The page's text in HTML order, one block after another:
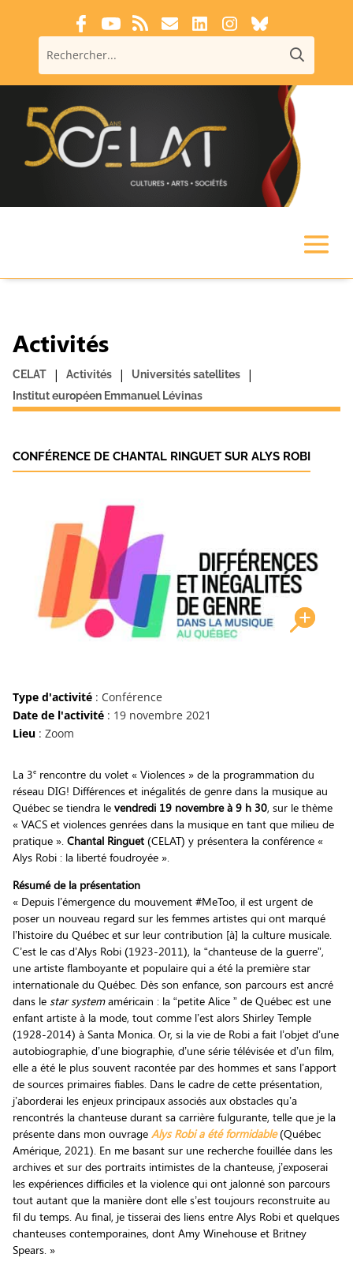
Activités
CELAT | Activités | Universités satellites |
Institut européen Emmanuel Lévinas
CONFÉRENCE DE CHANTAL RINGUET SUR ALYS ROBI
Type d'activité: Conférence
Date de l'activité: 19 novembre 2021
Lieu: Zoom
La 3erencontre du volet « Violences » de la programmation du
réseau DIG! Différences et inégalités de genre dans la musique au
Québec se tiendra le vendredi 19 novembre à 9 h 30, sur le thème
« VACS et violences genrées dans la musique en tant que milieu de
pratique ». Chantal Ringuet(CELAT) y présentera la conférence «
Alys Robi : la liberté foudroyée ».
Résumé de la présentation
« Depuis l’émergence du mouvement #MeToo, il est urgent de
poser un nouveau regard sur les femmes artistes qui ont marqué
l’histoire du Québec et sur leur contribution [à] la culture musicale.
C’est le cas d’Alys Robi (1923-2011), la “chanteuse de la guerre”,
une artiste flamboyante et populaire qui a été la première star
internationale du Québec. Dès son enfance, son parcours est ancré
dans le star systemaméricain : la “petite Alice ” de Québec est une
enfant artiste à la mode, tout comme l’est alors Shirley Temple
(1928-2014) à Santa Monica. Or, si la vie de Robi a fait l’objet d’une
autobiographie, d’une biographie, d’une série télévisée et d’un film,
elle a été le plus souvent racontée par des hommes et sans l’apport
de sources primaires fiables. Dans le cadre de cette présentation,
j’aborderai les enjeux principaux associés aux obstacles qu’a
rencontrés la chanteuse durant sa carrière fulgurante, telle que je la
présente dans mon ouvrage Alys Robi a été formidable(Québec
Amérique, 2021). En me basant sur une recherche fouillée dans les
archives et sur des portraits intimistes de la chanteuse, j’exposerai
les expériences difficiles et la violence qui ont jalonné son parcours
tout autant que la manière dont elle s’est toujours reconstruite au
fil du temps. Au final, je tisserai des liens entre Alys Robi et quelques
chanteuses contemporaines, dont Amy Winehouse et Britney
Spears. »